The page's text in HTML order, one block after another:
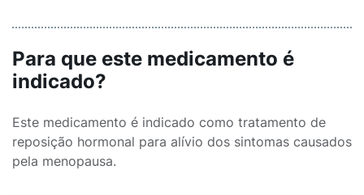
Para que este medicamento é
indicado?
Este medicamento é indicado como tratamento de
reposição hormonal para alívio dos sintomas causados
pela menopausa.